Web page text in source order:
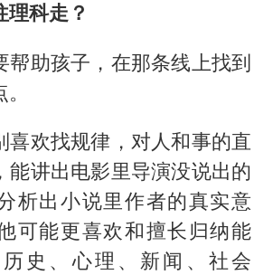
理科走？
帮助孩子，在那条线上找到
喜欢找规律，对人和事的直
能讲出电影里导演没说出的
析出小说里作者的真实意
可能更喜欢和擅长归纳能
史、心理、新闻、社会